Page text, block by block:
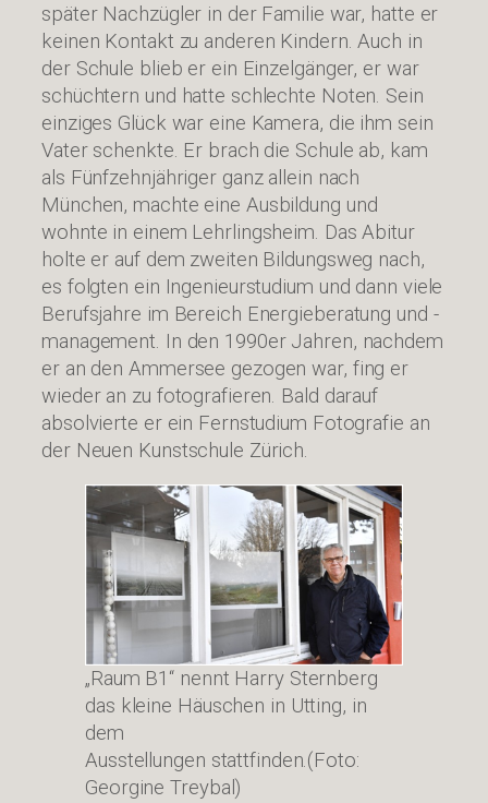
später Nachzügler in der Familie war, hatte er
keinen Kontakt zu anderen Kindern. Auch in
der Schule blieb er ein Einzelgänger, er war
schüchtern und hatte schlechte Noten. Sein
einziges Glück war eine Kamera, die ihm sein
Vater schenkte. Er brach die Schule ab, kam
als Fünfzehnjähriger ganz allein nach
München, machte eine Ausbildung und
wohnte in einem Lehrlingsheim. Das Abitur
holte er auf dem zweiten Bildungsweg nach,
es folgten ein Ingenieurstudium und dann viele
Berufsjahre im Bereich Energieberatung und -
management. In den 1990er Jahren, nachdem
er an den Ammersee gezogen war, fing er
wieder an zu fotografieren. Bald darauf
absolvierte er ein Fernstudium Fotografie an
der Neuen Kunstschule Zürich.
„Raum B1“ nennt Harry Sternberg
das kleine Häuschen in Utting, in
dem
Ausstellungen stattfinden.(Foto:
Georgine Treybal)